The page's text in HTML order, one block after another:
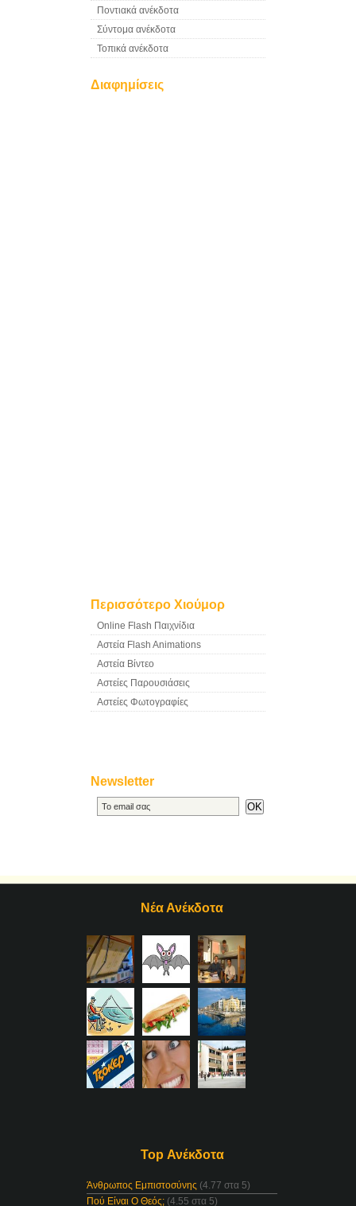
Ποντιακά ανέκδοτα
Σύντομα ανέκδοτα
Τοπικά ανέκδοτα
Διαφημίσεις
Περισσότερο Χιούμορ
Online Flash Παιχνίδια
Αστεία Flash Animations
Αστεία Βίντεο
Αστείες Παρουσιάσεις
Αστείες Φωτογραφίες
Newsletter
Νέα Ανέκδοτα
Top Ανέκδοτα
Άνθρωπος Εμπιστοσύνης (4.77 στα 5)
Πού Είναι Ο Θεός; (4.55 στα 5)